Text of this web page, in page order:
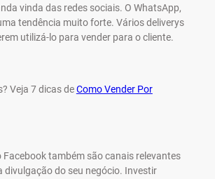
vinda das redes sociais. O WhatsApp,
tendência muito forte. Vários deliverys
utilizá-lo para vender para o cliente.
Veja 7 dicas deComo Vender Por
Facebook também são canais relevantes
divulgação do seu negócio. Investir